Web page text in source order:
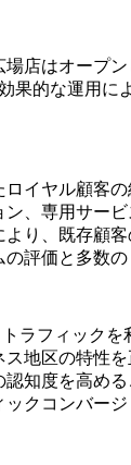
店はオープ
果的な運用
イヤル顧客
、専用サー
り、既存顧
価と多数
ラフィック
地区の特性
知度を高め
クコンバー